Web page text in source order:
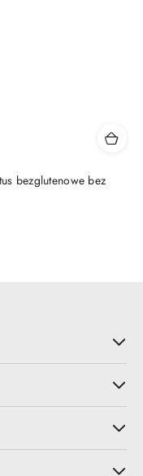
bezglutenowe bez